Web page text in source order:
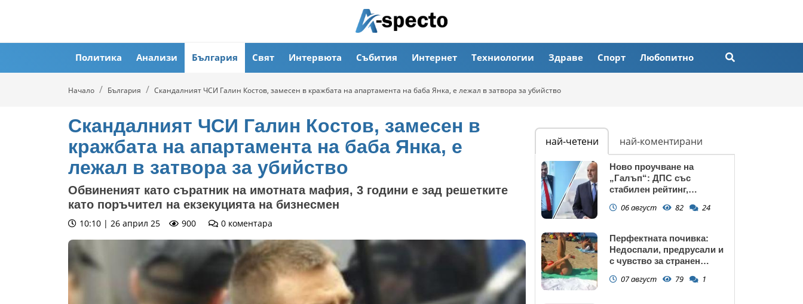
Политика Анализи България Свят Интервюта Събития Интернет Техниологии Здраве Спорт Любопитно
Начало България Скандалният ЧСИ Галин Костов, замесен в кражбата на апартамента на баба Янка, е лежал в затвора за убийство
Скандалният ЧСИ Галин Костов, замесен в
кражбата на апартамента на баба Янка, е
лежал в затвора за убийство
Обвиненият като съратник на имотната мафия, 3 години е зад решетките
като поръчител на екзекуцията на бизнесмен
10:10 | 26 април 25 900 0 коментара
най-четени най-коментирани
Ново проучване на
„Галъп“: ДПС със
стабилен рейтинг,
запазва
06 август 82 24
Перфектната почивка:
Недоспали, предрусали и
с чувство за странен
07 август 79 1